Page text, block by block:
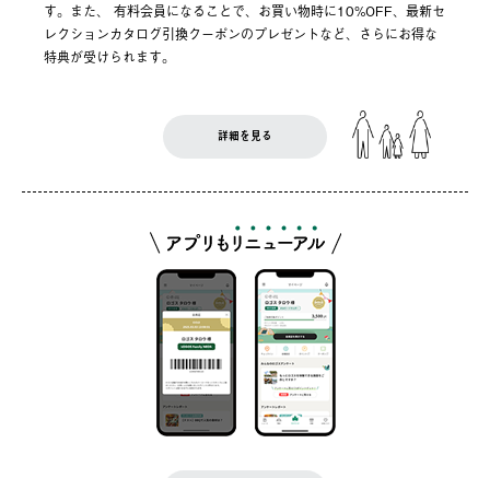
す。また、 有料会員になることで、お買い物時に10%OFF、最新セ
レクションカタログ引換クーポンのプレゼントなど、さらにお得な
特典が受けられます。
詳細を見る